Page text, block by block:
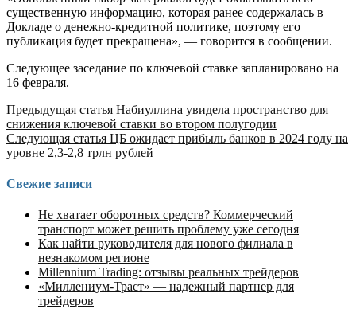
существенную информацию, которая ранее содержалась в
Докладе о денежно-кредитной политике, поэтому его
публикация будет прекращена», — говорится в сообщении.
Следующее заседание по ключевой ставке запланировано на
16 февраля.
Продолжить
чтение
Предыдущая статья Набиуллина увидела пространство для
снижения ключевой ставки во втором полугодии
Следующая статья ЦБ ожидает прибыль банков в 2024 году на
уровне 2,3-2,8 трлн рублей
Свежие записи
Не хватает оборотных средств? Коммерческий
транспорт может решить проблему уже сегодня
Как найти руководителя для нового филиала в
незнакомом регионе
Millennium Trading: отзывы реальных трейдеров
«Миллениум-Траст» — надежный партнер для
трейдеров